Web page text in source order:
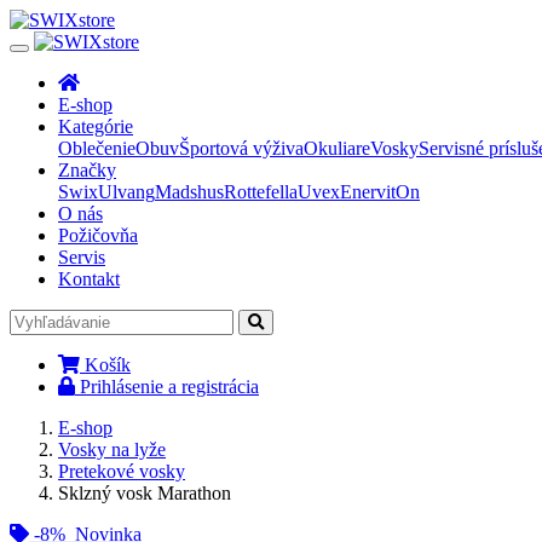
E-shop
Kategórie
OblečenieObuvŠportová výživaOkuliareVoskyServisné
Značky
SwixUlvangMadshusRottefellaUvexEnervitOn
O nás
Požičovňa
Servis
Kontakt
Košík
Prihlásenie a registrácia
E-shop
Vosky na lyže
Pretekové vosky
Sklzný vosk Marathon
-8% Novinka